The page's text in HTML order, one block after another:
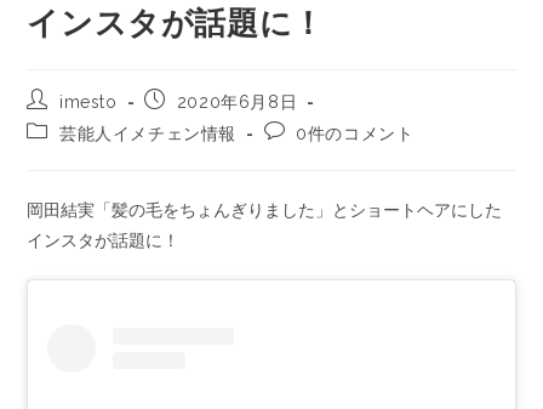
インスタが話題に！
imesto
2020年6月8日
芸能人イメチェン情報
0件のコメント
岡田結実「髪の毛をちょんぎりました」とショートヘアにした
インスタが話題に！